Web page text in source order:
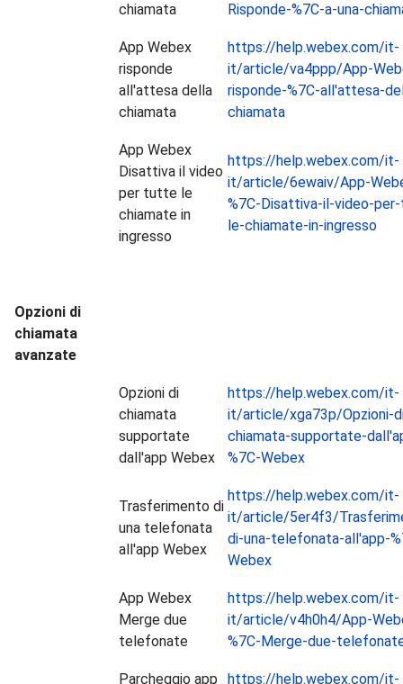
chiamata
Risponde-%7C-a-una-
App Webex
risponde
all'attesa della
chiamata
https://help.webex.com/it-
it/article/va4ppp/App-
risponde-%7C-all'attesa-
chiamata
App Webex
Disattiva il video
per tutte le
chiamate in
ingresso
https://help.webex.com/it-
it/article/6ewaiv/App-
%7C-Disattiva-il-video-
le-chiamate-in-ingresso
Opzioni di
chiamata
avanzate
Opzioni di
chiamata
supportate
dall'app Webex
https://help.webex.com/it-
it/article/xga73p/Opzioni-
chiamata-supportate-
%7C-Webex
Trasferimento di
una telefonata
all'app Webex
https://help.webex.com/it-
it/article/5er4f3/
di-una-telefonata-all'app-
Webex
App Webex
Merge due
telefonate
https://help.webex.com/it-
it/article/v4h0h4/App-
%7C-Merge-due-
Parcheggio app
https://help.webex.com/it-